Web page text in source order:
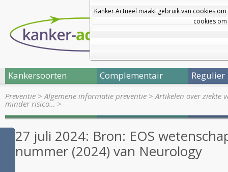
Kanker Actueel maakt gebruik van cookies
cookies
Kankersoorten Complementair Regulier
Preventie >Algemene informatie preventie >Artikelen over ziekte
minder risico… >
27 juli 2024: Bron: EOS
nummer (2024) van Neurology